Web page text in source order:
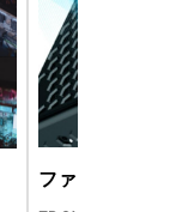
ファンレス設計